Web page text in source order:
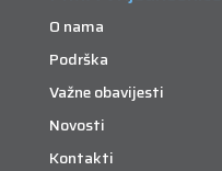
O nama
Podrška
Važne obavijesti
Novosti
Kontakti